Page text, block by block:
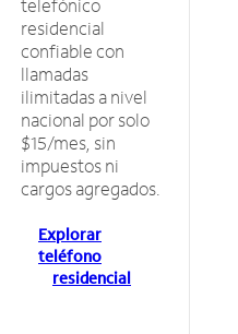
telefónico
residencial
confiable con
llamadas
ilimitadas a nivel
nacional por solo
$15/mes, sin
impuestos ni
cargos agregados.
Explorar
teléfono
residencial